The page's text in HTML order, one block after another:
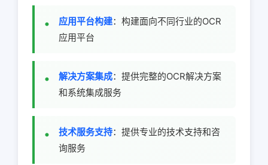
应用平台构建：构建面向不同行业的OCR
应用平台
解决方案集成：提供完整的OCR解决方案
和系统集成服务
技术服务支持：提供专业的技术支持和咨
询服务